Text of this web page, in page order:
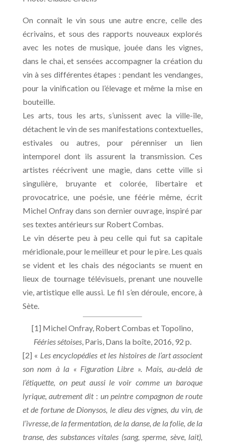
On connaît le vin sous une autre encre, celle des
écrivains, et sous des rapports nouveaux explorés
avec les notes de musique, jouée dans les vignes,
dans le chai, et sensées accompagner la création du
vin à ses différentes étapes : pendant les vendanges,
pour la vinification ou l’élevage et même la mise en
bouteille.
Les arts, tous les arts, s’unissent avec la ville-île,
détachent le vin de ses manifestations contextuelles,
estivales ou autres, pour pérenniser un lien
intemporel dont ils assurent la transmission. Ces
artistes réécrivent une magie, dans cette ville si
singulière, bruyante et colorée, libertaire et
provocatrice, une poésie, une féérie même, écrit
Michel Onfray dans son dernier ouvrage, inspiré par
ses textes antérieurs sur Robert Combas.
Le vin déserte peu à peu celle qui fut sa capitale
méridionale, pour le meilleur et pour le pire. Les quais
se vident et les chais des négociants se muent en
lieux de tournage télévisuels, prenant une nouvelle
vie, artistique elle aussi. Le fil s’en déroule, encore, à
Sète.
[1] Michel Onfray, Robert Combas et Topolino,
Fééries sétoises, Paris, Dans la boîte, 2016, 92 p.
[2] « Les encyclopédies et les histoires de l’art associent
son nom à la « Figuration Libre ». Mais, au-delà de
l’étiquette, on peut aussi le voir comme un baroque
lyrique, autrement dit: un peintre compagnon de route
et de fortune de Dionysos, le dieu des vignes, du vin, de
l’ivresse,de la fermentation, de la danse, de la folie, de la
transe, des substances vitales (sang, sperme, sève, lait),